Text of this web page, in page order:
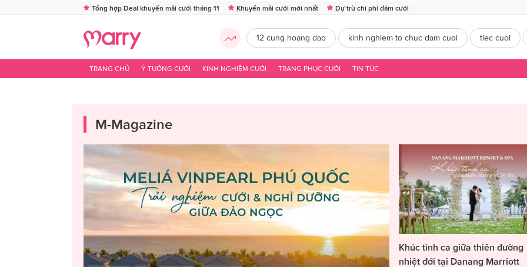
Tổng hợp Deal khuyến mãi cưới tháng 11 Khuyến mãi cưới mới nhất Dự trù chi phí đám cưới
12 cung hoang dao kinh nghiem to chuc dam cuoi tiec cuoi
TRANG CHỦ Ý TƯỞNG CƯỚI KINH NGHIỆM CƯỚI TRANG PHỤC CƯỚI TIN TỨC
M-Magazine
Khúc tình ca giữa thiên đường
nhiệt đới tại Danang Marriott